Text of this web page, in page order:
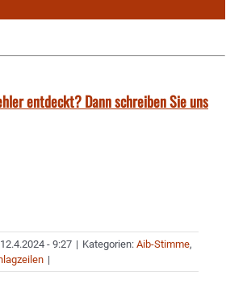
entdeckt? Dann schreiben Sie uns
12.4.2024 - 9:27 | Kategorien: Aib-Stimme,
|